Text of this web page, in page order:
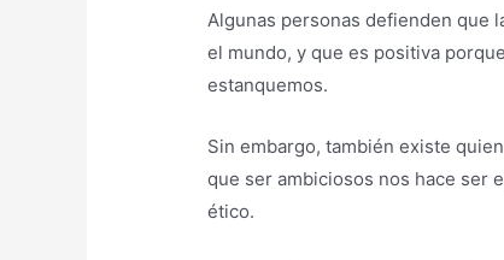
Algunas personas defienden que
el mundo, y que es positiva
estanquemos.
Sin embargo, también existe
que ser ambiciosos nos hace ser
ético.